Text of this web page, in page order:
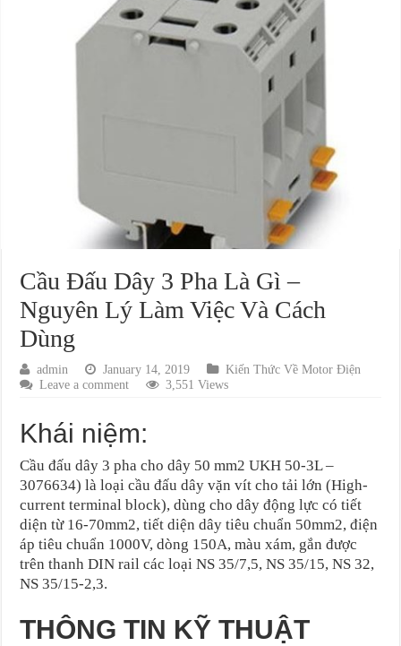
Cầu Đấu Dây 3 Pha Là Gì –
Nguyên Lý Làm Việc Và Cách
Dùng
admin January 14, 2019
Kiến Thức Về Motor Điện
Leave a comment
3,551 Views
Khái niệm:
Cầu đấu dây 3 pha cho dây 50 mm2 UKH 50-3L –
3076634) là loại cầu đấu dây vặn vít cho tải lớn (High-
current terminal block), dùng cho dây động lực có tiết
diện từ 16-70mm2, tiết diện dây tiêu chuẩn 50mm2, điện
áp tiêu chuẩn 1000V, dòng 150A, màu xám, gắn được
trên thanh DIN rail các loại NS 35/7,5, NS 35/15, NS 32,
NS 35/15-2,3.
THÔNG TIN KỸ THUẬT